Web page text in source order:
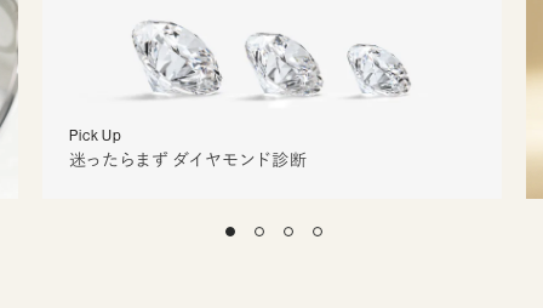
Pick Up
迷ったらまず ダイヤモンド診断